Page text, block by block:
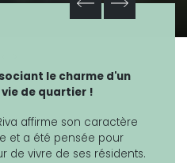
le charme d'un
de quartier !
affirme son caractère
et a été pensée pour
de vivre de ses résidents.